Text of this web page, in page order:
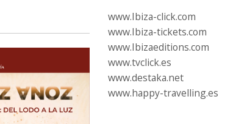
www.Ibiza-click.com
www.Ibiza-tickets.com
www.Ibizaeditions.com
www.tvclick.es
www.destaka.net
www.happy-travelling.es